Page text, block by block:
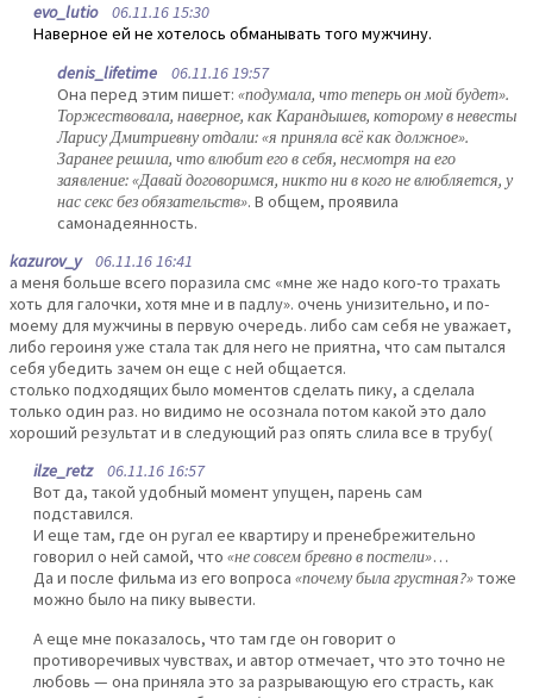
evo_lutio06.11.16 15:30
Наверное ей не хотелось обманывать того мужчину.
denis_lifetime 06.11.16 19:57
Она перед этим пишет: «подумала, что теперь он мой будет».
Торжествовала, наверное, как Карандышев, которому в невесты
Ларису Дмитриевну отдали: «я приняла всё как должное».
Заранее решила, что влюбит его в себя, несмотря на его
заявление: «Давай договоримся, никто ни в кого не влюбляется, у
нас секс без обязательств». В общем, проявила
самонадеянность.
kazurov_y06.11.16 16:41
а меня больше всего поразила смс «мне же надо кого-то трахать
хоть для галочки, хотя мне и в падлу». очень унизительно, и по-
моему для мужчины в первую очередь. либо сам себя не уважает,
либо героиня уже стала так для него не приятна, что сам пытался
себя убедить зачем он еще с ней общается.
столько подходящих было моментов сделать пику, а сделала
только один раз. но видимо не осознала потом какой это дало
хороший результат и в следующий раз опять слила все в трубу(
ilze_retz06.11.16 16:57
Вот да, такой удобный момент упущен, парень сам
подставился.
И еще там, где он ругал ее квартиру и пренебрежительно
говорил о ней самой, что «не совсем бревно в постели»…
Да и после фильма из его вопроса «почему была грустная?»тоже
можно было на пику вывести.
А еще мне показалось, что там где он говорит о
противоречивых чувствах, и автор отмечает, что это точно не
любовь — она приняла это за разрывающую его страсть, как